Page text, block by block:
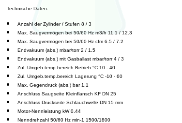
Technische Daten:
Anzahl der Zylinder / Stufen 8 / 3
Max. Saugvermögen bei 50/60 Hz m3/h 11.1 / 12.3
Max. Saugvermögen bei 50/60 Hz cfm 6.5 / 7.2
Endvakuum (abs.) mbar/torr 2 / 1.5
Endvakuum (abs.) mit Gasballast mbar/torr 4 / 3
Zul. Umgeb.temp.bereich Betrieb °C 10 - 40
Zul. Umgeb.temp.bereich Lagerung °C -10 - 60
Max. Gegendruck (abs.) bar 1.1
Anschluss Saugseite Kleinflansch KF DN 25
Anschluss Druckseite Schlauchwelle DN 15 mm
Motor-Nennleistung kW 0.44
Nenndrehzahl 50/60 Hz min-1 1500/1800